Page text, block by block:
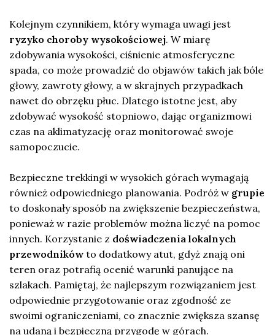
Kolejnym czynnikiem, który wymaga uwagi jest
ryzyko choroby wysokościowej. W miarę
zdobywania wysokości, ciśnienie atmosferyczne
spada, co może prowadzić do objawów takich jak bóle
głowy, zawroty głowy, a w skrajnych przypadkach
nawet do obrzęku płuc. Dlatego istotne jest, aby
zdobywać wysokość stopniowo, dając organizmowi
czas na aklimatyzację oraz monitorować swoje
samopoczucie.
Bezpieczne trekkingi w wysokich górach wymagają
również odpowiedniego planowania. Podróż w grupie
to doskonały sposób na zwiększenie bezpieczeństwa,
ponieważ w razie problemów można liczyć na pomoc
innych. Korzystanie z doświadczenia lokalnych
przewodników to dodatkowy atut, gdyż znają oni
teren oraz potrafią ocenić warunki panujące na
szlakach. Pamiętaj, że najlepszym rozwiązaniem jest
odpowiednie przygotowanie oraz zgodność ze
swoimi ograniczeniami, co znacznie zwiększa szansę
na udaną i bezpieczną przygodę w górach.